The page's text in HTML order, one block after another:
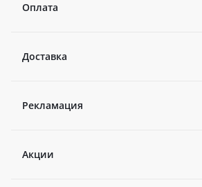
Оплата
Доставка
Рекламация
Акции